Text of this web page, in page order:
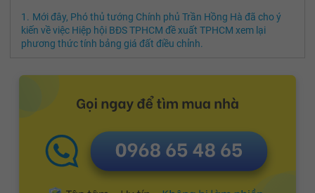
Mới đây, Phó thủ tướng Chính phủ Trần Hồng Hà đã cho ý
kiến về việc Hiệp hội BĐS TPHCM đề xuất TPHCM xem lại
phương thức tính bảng giá đất điều chỉnh.